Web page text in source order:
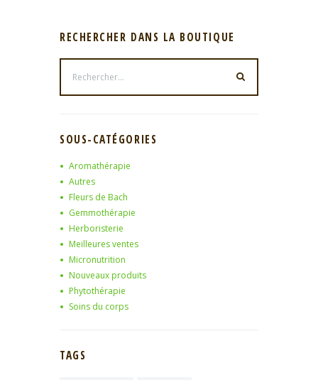
RECHERCHER DANS LA BOUTIQUE
SOUS-CATÉGORIES
Aromathérapie
Autres
Fleurs de Bach
Gemmothérapie
Herboristerie
Meilleures ventes
Micronutrition
Nouveaux produits
Phytothérapie
Soins du corps
TAGS